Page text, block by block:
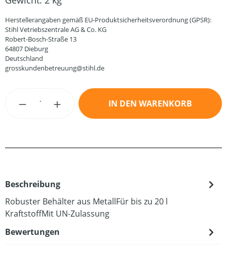
Herstellerangaben gemäß EU-Produktsicherheitsverordnung (GPSR):
Stihl Vetriebszentrale AG & Co. KG
Robert-Bosch-Straße 13
64807 Dieburg
Deutschland
grosskundenbetreuung@stihl.de
Produkt Anzahl: Gib den gewünschten
IN DEN WARENKORB
Beschreibung
Robuster Behälter aus MetallFür bis zu 20 l
KraftstoffMit UN-Zulassung
Bewertungen